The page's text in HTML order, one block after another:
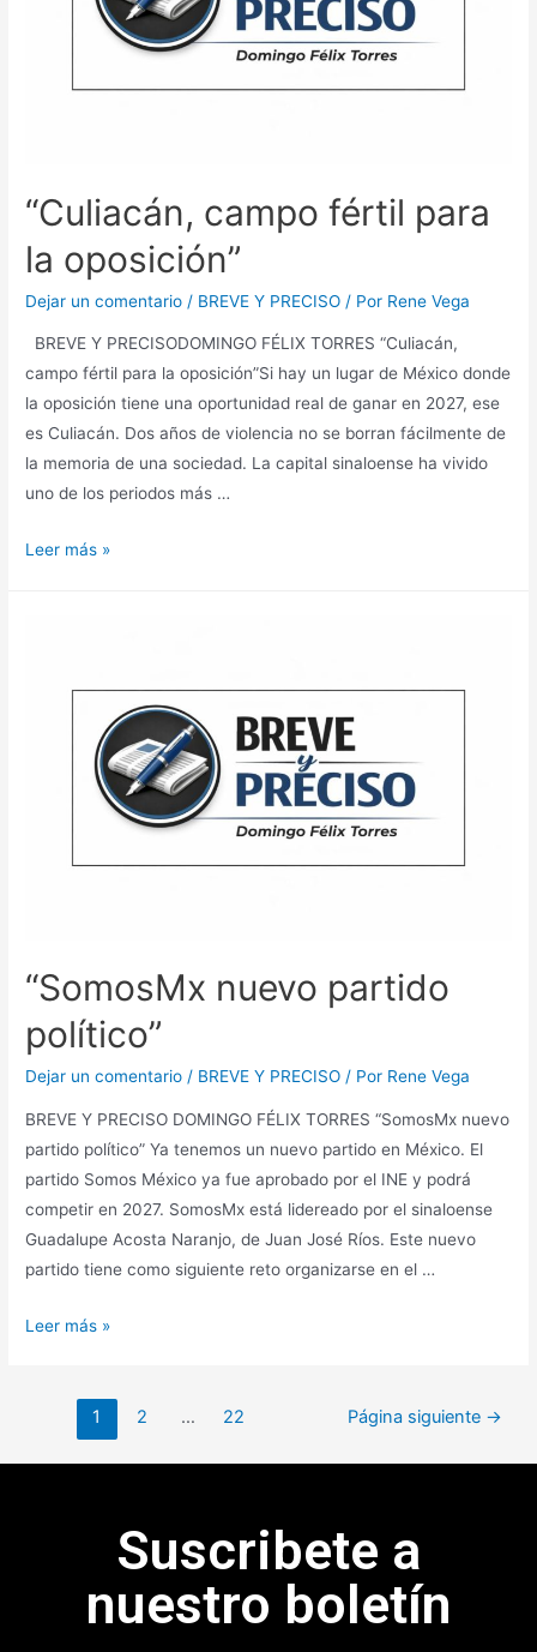
“Culiacán, campo fértil para
la oposición”
Dejar un comentario / BREVE Y PRECISO / Por Rene Vega
BREVE Y PRECISODOMINGO FÉLIX TORRES “Culiacán,
campo fértil para la oposición”Si hay un lugar de México donde
la oposición tiene una oportunidad real de ganar en 2027, ese
es Culiacán. Dos años de violencia no se borran fácilmente de
la memoria de una sociedad. La capital sinaloense ha vivido
uno de los periodos más …
Leer más »
“SomosMx nuevo partido
político”
Dejar un comentario / BREVE Y PRECISO / Por Rene Vega
BREVE Y PRECISO DOMINGO FÉLIX TORRES “SomosMx nuevo
partido político” Ya tenemos un nuevo partido en México. El
partido Somos México ya fue aprobado por el INE y podrá
competir en 2027. SomosMx está lidereado por el sinaloense
Guadalupe Acosta Naranjo, de Juan José Ríos. Este nuevo
partido tiene como siguiente reto organizarse en el …
Leer más »
1 2 … 22 Página siguiente →
Suscribete a
nuestro boletín